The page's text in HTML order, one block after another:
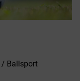
/ Ballsport